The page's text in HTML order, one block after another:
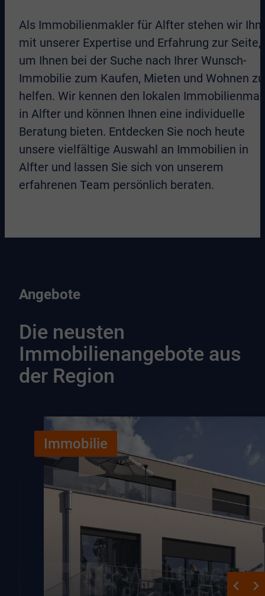
Als Immobilienmakler für Alfter stehen wir
mit unserer Expertise und Erfahrung zur Seite,
um Ihnen bei der Suche nach Ihrer Wunsch-
Immobilie zum Kaufen, Mieten und Wohnen zu
helfen. Wir kennen den lokalen
in Alfter und können Ihnen eine individuelle
Beratung bieten. Entdecken Sie noch heute
unsere vielfältige Auswahl an Immobilien in
Alfter und lassen Sie sich von unserem
erfahrenen Team persönlich beraten.
Angebote
Die neusten
Immobilienangebote aus
der Region
Immobilie